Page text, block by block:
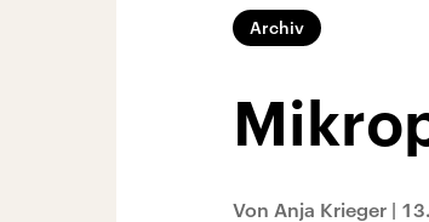
Archiv
Von Anja Krieger |